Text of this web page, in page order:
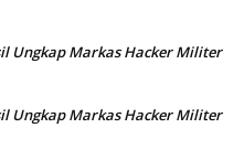
Ungkap Markas Hacker Militer
Ungkap Markas Hacker Militer